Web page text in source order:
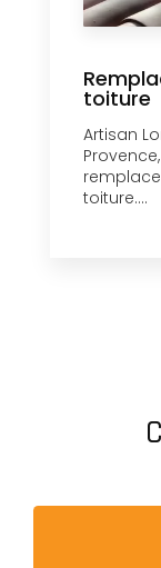
toiture
Artisan
toiture....